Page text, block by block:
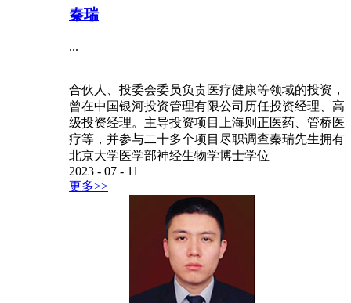
秦瑞
...
合伙人、投委会委员负责医疗健康等领域的投资，
曾在中国银河投资管理有限公司历任投资经理、高
级投资经理。主导投资项目上海则正医药、管桥医
疗等，并参与二十多个项目尽职调查秦瑞先生拥有
北京大学医学部神经生物学博士学位
2023 - 07 - 11
更多>>